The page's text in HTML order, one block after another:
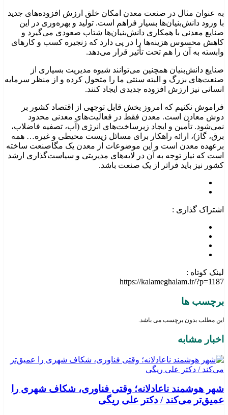
به ‌عنوان ‌مثال در صنعت معدن امکان خلق ارزش ‌افزوده‌های جدید
با ورود دانش‌بنیان‌ها بسیار فراهم است. تولید و بهره‌وری در این
صنایع معدنی با همکاری دانش‌بنیان‌ها شتاب صعودی می‌گیرد و
کاهش محسوس هزینه‌ها را در پی دارد که زنجیره کسب ‌و کارهای
وابسته به آن را هم تحت تأثیر قرار می‌دهد.
صنایع دانش‌بنیان همچنین می‌توانند شیوه مدیریت بسیاری از
صنعت‌های بزرگ و البته سنتی ما را متحول کرده و از منظر سرمایه
انسانی نیز ارزش ‌افزوده جدیدی ایجاد کنند.
فراموش نکنیم که امروز بخش قابل توجهی از اقتصاد کشور بر
دوش معادن است. معدن فقط در فعالیت‌های معدنی محدود
نمی‌شود. تأمین و ایجاد زیرساخت‌های انرژی (آب، تصفیه فاضلاب،
برق، گاز)، ارائه راهکار برای مسائل زیست محیطی و غیره… همه
برعهده معدن است و این موضوعات از معدن یک مگاصنعت ساخته
است که نیاز توجه به آن در لایه‌های مدیریتی و سیاست‌گذاری ارشد
کشور نیز باید فراتر از یک صنعت باشد.
اشتراک گذاری :
لینک کوتاه :
https://kalameghalam.ir/?p=1187
برچسب ها
این مطلب بدون برچسب می باشد.
اخبار مشابه
شهر هوشمند ناعادلانه؛ وقتی فناوری، شکاف شهری را
عمیق‌تر می‌کند / دکتر علی ریگی